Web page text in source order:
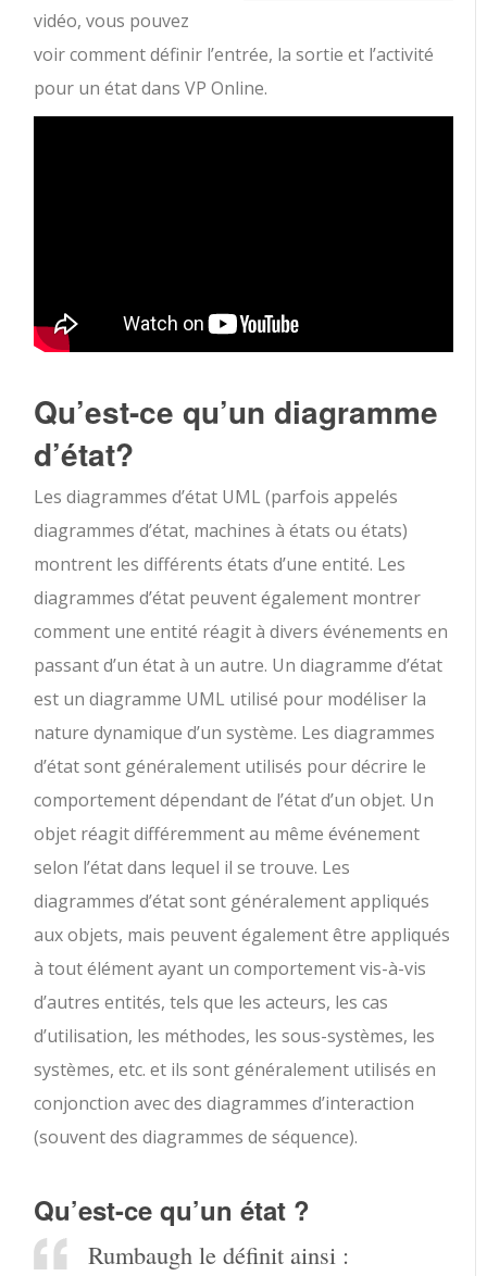
vidéo, vous pouvez
voir comment définir l’entrée, la sortie et l’activité
pour un état dans VP Online.
Qu’est-ce qu’un diagramme
d’état?
Les diagrammes d’état UML (parfois appelés
diagrammes d’état, machines à états ou états)
montrent les différents états d’une entité. Les
diagrammes d’état peuvent également montrer
comment une entité réagit à divers événements en
passant d’un état à un autre. Un diagramme d’état
est un diagramme UML utilisé pour modéliser la
nature dynamique d’un système. Les diagrammes
d’état sont généralement utilisés pour décrire le
comportement dépendant de l’état d’un objet. Un
objet réagit différemment au même événement
selon l’état dans lequel il se trouve. Les
diagrammes d’état sont généralement appliqués
aux objets, mais peuvent également être appliqués
à tout élément ayant un comportement vis-à-vis
d’autres entités, tels que les acteurs, les cas
d’utilisation, les méthodes, les sous-systèmes, les
systèmes, etc. et ils sont généralement utilisés en
conjonction avec des diagrammes d’interaction
(souvent des diagrammes de séquence).
Qu’est-ce qu’un état ?
Rumbaugh le définit ainsi :